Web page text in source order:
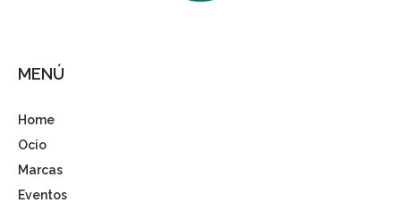
MENÚ
Home
Ocio
Marcas
Eventos